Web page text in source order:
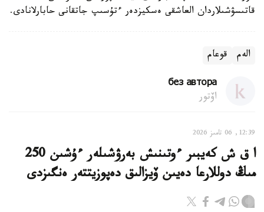
قاتىسۋشىلاردان العاشقى ەسكيزدەر ءتۇسىپ جاتقانى حابارلانادى.
الەم قوعام
без автора
اۆتور
12:39, 06 تامىز 2026
ا ق ش كەيبىر ءوتىنىش بەرۋشىلەر ءۇشىن 250
مىڭ دوللارعا دەيىن ۆيزالىق دەپوزيتتەر ەنگىزدى